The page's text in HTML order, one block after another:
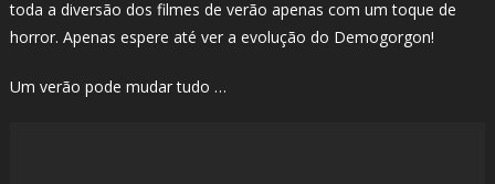
toda a diversão dos filmes de verão apenas com um toque de
horror. Apenas espere até ver a evolução do Demogorgon!
Um verão pode mudar tudo …